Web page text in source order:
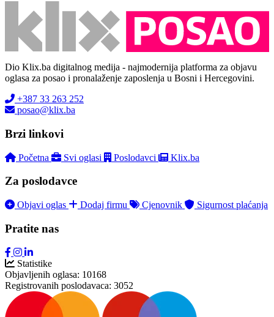
Dio Klix.ba digitalnog medija - najmodernija platforma za objavu
oglasa za posao i pronalaženje zaposlenja u Bosni i Hercegovini.
+387 33 263 252
posao@klix.ba
Brzi linkovi
Početna Svi oglasi Poslodavci Klix.ba
Za poslodavce
Objavi oglas Dodaj firmu Cjenovnik Sigurnost plaćanja
Pratite nas
Statistike
Objavljenih oglasa: 10168
Registrovanih poslodavaca: 3052